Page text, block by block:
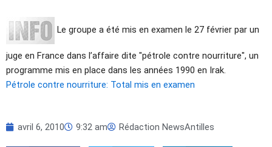
Le groupe a été mis en examen le 27 février par un
juge en France dans l’affaire dite "pétrole contre nourriture", un
programme mis en place dans les années 1990 en Irak.
Pétrole contre nourriture: Total mis en examen
avril 6, 2010 9:32 am Rédaction NewsAntilles